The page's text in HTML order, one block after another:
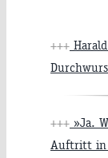
+++
+++ »Ja.
Auftritt in